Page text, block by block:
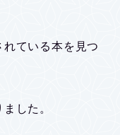
ている本を見つ
した。